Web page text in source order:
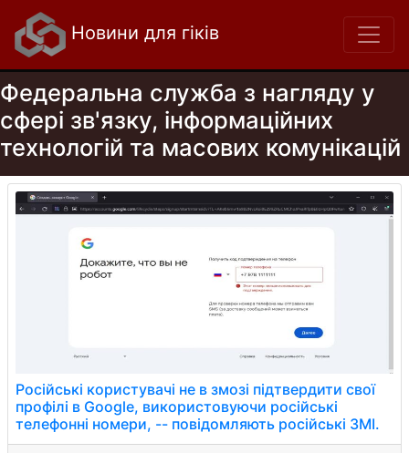
Новини для гіків
Федеральна служба з нагляду у
сфері зв'язку, інформаційних
технологій та масових комунікацій
Російські користувачі не в змозі підтвердити свої
профілі в Google, використовуючи російські
телефонні номери, -- повідомляють російські ЗМІ.